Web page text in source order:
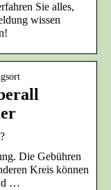
Sie alles,
wissen
Die Gebühren
Kreis können
…